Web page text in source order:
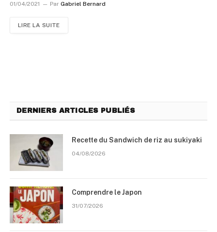
01/04/2021 Par Gabriel Bernard
LIRE LA SUITE
DERNIERS ARTICLES PUBLIÉS
Recette du Sandwich de riz au sukiyaki
04/08/2026
Comprendre le Japon
31/07/2026